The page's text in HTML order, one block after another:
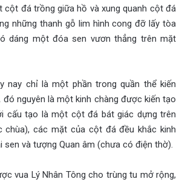
cột đá trồng giữa hồ và xung quanh cột đá
những thanh gỗ lim hình cong đỡ lấy tòa
dáng một đóa sen vươn thẳng trên mặt
nay chỉ là một phần trong quần thể kiến
đó nguyên là một kinh chàng được kiến tạo
cấu tạo là một cột đá bát giác dựng trên
các mặt của cột đá đều khắc kinh
sen và tượng Quan âm (chưa có điện thờ).
vua Lý Nhân Tông cho trùng tu mở rộng,